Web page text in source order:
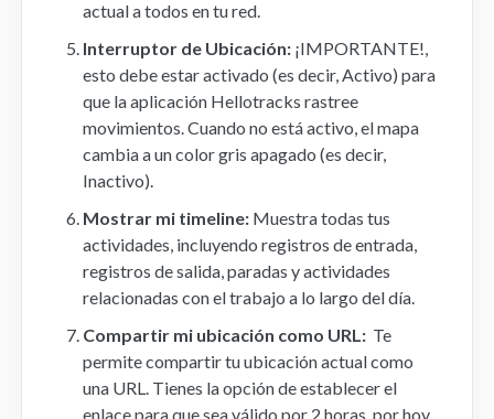
actual a todos en tu red.
Interruptor de Ubicación: ¡IMPORTANTE!,
esto debe estar activado (es decir, Activo) para
que la aplicación Hellotracks rastree
movimientos. Cuando no está activo, el mapa
cambia a un color gris apagado (es decir,
Inactivo).
Mostrar mi timeline: Muestra todas tus
actividades, incluyendo registros de entrada,
registros de salida, paradas y actividades
relacionadas con el trabajo a lo largo del día.
Compartir mi ubicación como URL: Te
permite compartir tu ubicación actual como
una URL. Tienes la opción de establecer el
enlace para que sea válido por 2 horas, por hoy